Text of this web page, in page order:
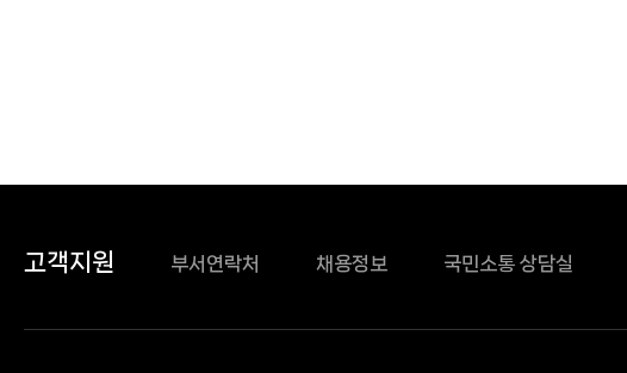
고객지원 부서연락처 채용정보 국민소통 상담실